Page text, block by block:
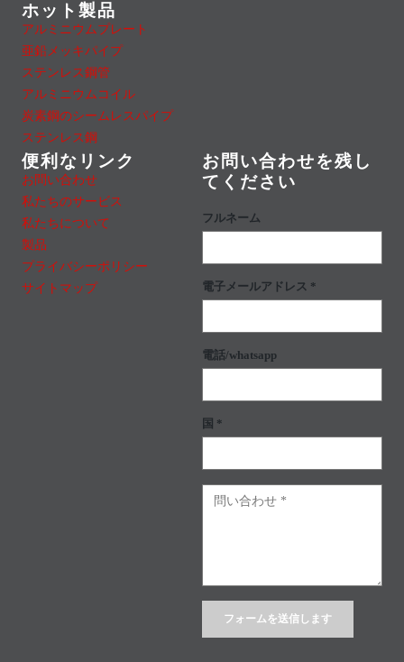
ホット製品
アルミニウムプレート
亜鉛メッキパイプ
ステンレス鋼管
アルミニウムコイル
炭素鋼のシームレスパイプ
ステンレス鋼
便利なリンク
お問い合わせ
私たちのサービス
私たちについて
製品
プライバシーポリシー
サイトマップ
お問い合わせを残し
てください
フルネーム
電子メールアドレス *
電話/whatsapp
国 *